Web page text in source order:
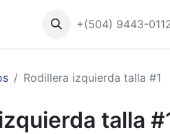
+(504) 9443-
Rodillera izquierda talla #1
talla